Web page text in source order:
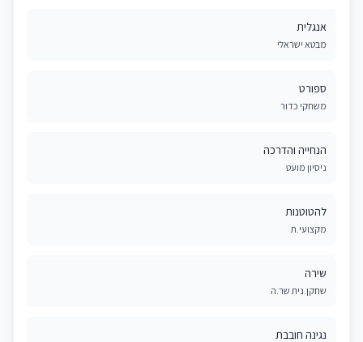
אנגלית
מבטא ישראלי
ספורט
משחקי כדור
הנחייה והדרכה
ניסיון מועט
להטוטנות
מקצועי.ת
שירה
שחקן.נית שר.ה
נגינה חובבת